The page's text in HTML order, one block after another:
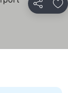
Compartir